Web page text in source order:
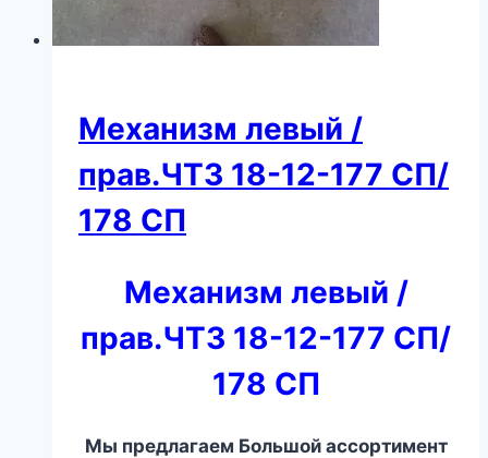
Механизм левый /
прав.ЧТЗ 18-12-177 СП/
178 СП
Механизм левый /
прав.ЧТЗ 18-12-177 СП/
178 СП
Мы предлагаем Большой ассортимент